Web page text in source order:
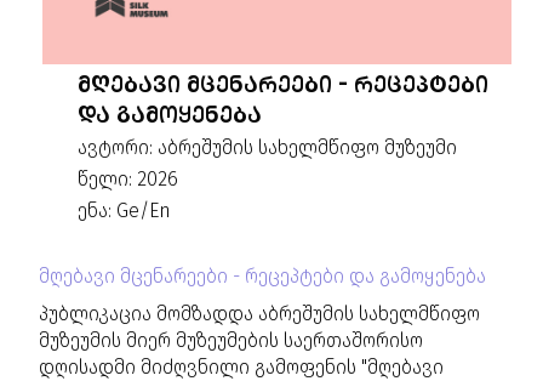
ᲛᲦᲔᲑᲐᲕᲘ ᲛᲪᲔᲜᲐᲠᲔᲔᲑᲘ - ᲠᲔᲪᲔᲞᲢᲔᲑᲘ
ᲓᲐ ᲒᲐᲛᲝᲧᲔᲜᲔᲑᲐ
ავტორი: აბრეშუმის სახელმწიფო მუზეუმი
წელი: 2026
ენა: Ge/En
მღებავი მცენარეები - რეცეპტები და გამოყენება
პუბლიკაცია მომზადდა აბრეშუმის სახელმწიფო
მუზეუმის მიერ მუზეუმების საერთაშორისო
დღისადმი მიძღვნილი გამოფენის "მღებავი